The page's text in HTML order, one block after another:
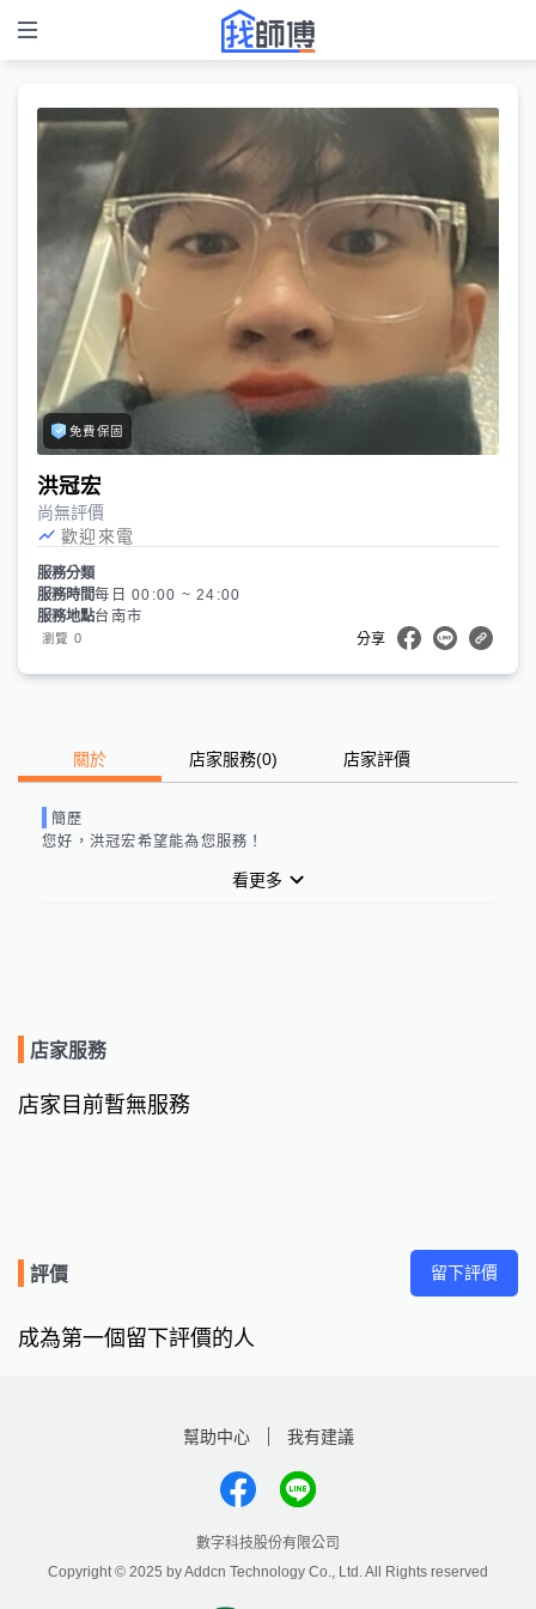
免費保固
洪冠宏
尚無評價
歡迎來電
服務分類
服務時間每日 00:00 ~ 24:00
服務地點台南市
瀏覽 0 分享
關於 店家服務(0) 店家評價
簡歷
您好， 洪冠宏希望能為您服務！
看更多
店家服務
店家目前暫無服務
評價 留下評價
成為第一個留下評價的人
幫助中心 我有建議
數字科技股份有限公司
Copyright © 2025 by Addcn Technology Co., Ltd. All Rights reserved